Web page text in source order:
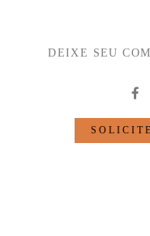
DEIXE SEU